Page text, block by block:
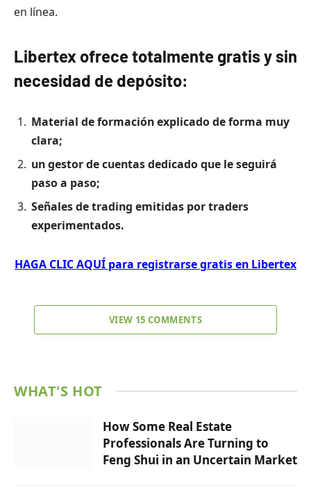
en línea.
Libertex ofrece totalmente gratis y sin
necesidad de depósito:
Material de formación explicado de forma muy
clara;
un gestor de cuentas dedicado que le seguirá
paso a paso;
Señales de trading emitidas por traders
experimentados.
HAGA CLIC AQUÍ para registrarse gratis en Libertex
VIEW 15 COMMENTS
WHAT'S HOT
How Some Real Estate
Professionals Are Turning to
Feng Shui in an Uncertain Market